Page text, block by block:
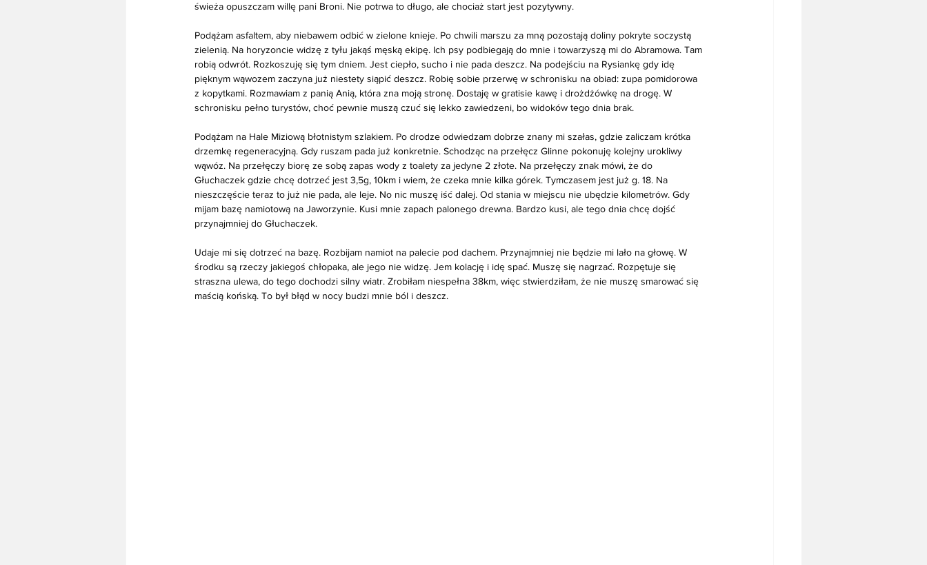
świeża opuszczam willę pani Broni. Nie potrwa to długo, ale chociaż start jest pozytywny.
Podążam asfaltem, aby niebawem odbić w zielone knieje. Po chwili marszu za mną pozostają doliny pokryte soczystą
zielenią. Na horyzoncie widzę z tyłu jakąś męską ekipę. Ich psy podbiegają do mnie i towarzyszą mi do Abramowa. Tam
robią odwrót. Rozkoszuję się tym dniem. Jest ciepło, sucho i nie pada deszcz. Na podejściu na Rysiankę gdy idę
pięknym wąwozem zaczyna już niestety siąpić deszcz. Robię sobie przerwę w schronisku na obiad: zupa pomidorowa
z kopytkami. Rozmawiam z panią Anią, która zna moją stronę. Dostaję w gratisie kawę i drożdżówkę na drogę. W
schronisku pełno turystów, choć pewnie muszą czuć się lekko zawiedzeni, bo widoków tego dnia brak.
Podążam na Hale Miziową błotnistym szlakiem. Po drodze odwiedzam dobrze znany mi szałas, gdzie zaliczam krótka
drzemkę regeneracyjną. Gdy ruszam pada już konkretnie. Schodząc na przełęcz Glinne pokonuję kolejny urokliwy
wąwóz. Na przełęczy biorę ze sobą zapas wody z toalety za jedyne 2 złote. Na przełęczy znak mówi, że do
Głuchaczek gdzie chcę dotrzeć jest 3,5g, 10km i wiem, że czeka mnie kilka górek. Tymczasem jest już g. 18. Na
nieszczęście teraz to już nie pada, ale leje. No nic muszę iść dalej. Od stania w miejscu nie ubędzie kilometrów. Gdy
mijam bazę namiotową na Jaworzynie. Kusi mnie zapach palonego drewna. Bardzo kusi, ale tego dnia chcę dojść
przynajmniej do Głuchaczek.
Udaje mi się dotrzeć na bazę. Rozbijam namiot na palecie pod dachem. Przynajmniej nie będzie mi lało na głowę. W
środku są rzeczy jakiegoś chłopaka, ale jego nie widzę. Jem kolację i idę spać. Muszę się nagrzać. Rozpętuje się
straszna ulewa, do tego dochodzi silny wiatr. Zrobiłam niespełna 38km, więc stwierdziłam, że nie muszę smarować się
maścią końską. To był błąd w nocy budzi mnie ból i deszcz.